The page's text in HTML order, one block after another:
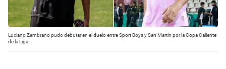
Luciano Zambrano pudo debutar en el duelo entre Sport Boys y San Martín por la Copa Caliente
de la Liga.